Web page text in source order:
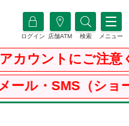
ログイン 店舗ATM 検索 メニュー
ウントにご注意
・SMS（ショー